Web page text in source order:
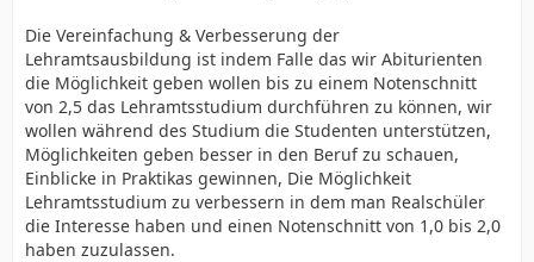
Die Vereinfachung & Verbesserung der
Lehramtsausbildung ist indem Falle das wir Abiturienten
die Möglichkeit geben wollen bis zu einem Notenschnitt
von 2,5 das Lehramtsstudium durchführen zu können, wir
wollen während des Studium die Studenten unterstützen,
Möglichkeiten geben besser in den Beruf zu schauen,
Einblicke in Praktikas gewinnen, Die Möglichkeit
Lehramtsstudium zu verbessern in dem man Realschüler
die Interesse haben und einen Notenschnitt von 1,0 bis 2,0
haben zuzulassen.